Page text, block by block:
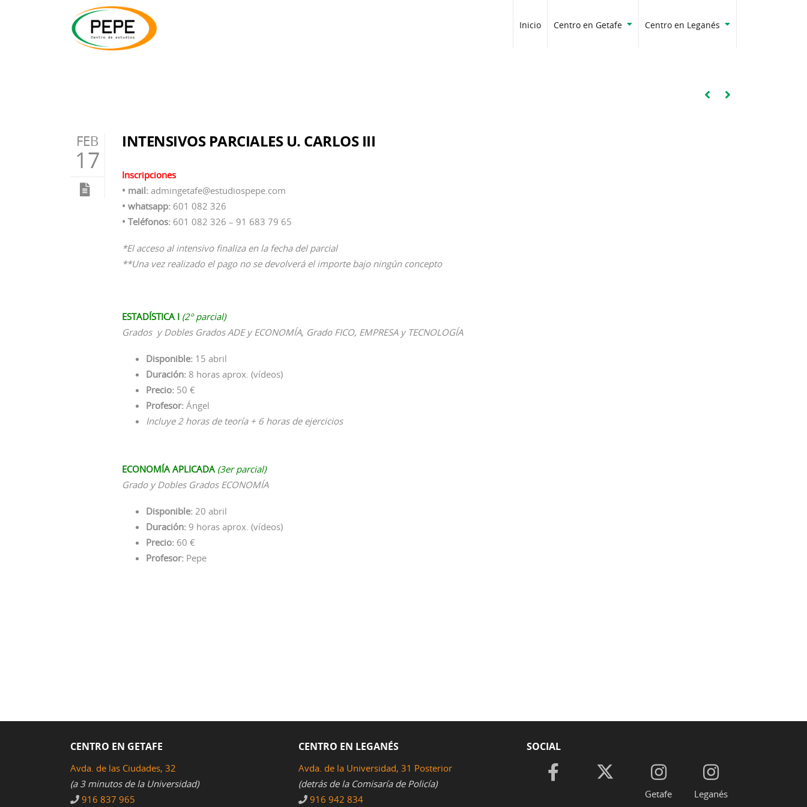
Inicio Centro en Getafe Centro en Leganés
FEB
17
INTENSIVOS PARCIALES U. CARLOS III
Inscripciones
• mail: admingetafe@estudiospepe.com
• whatsapp: 601 082 326
• Teléfonos: 601 082 326 – 91 683 79 65
*El acceso al intensivo finaliza en la fecha del parcial
**Una vez realizado el pago no se devolverá el importe bajo ningún concepto
ESTADÍSTICA I (2º parcial)
Grados y Dobles Grados ADE y ECONOMÍA, Grado FICO, EMPRESA y TECNOLOGÍA
Disponible: 15 abril
Duración: 8 horas aprox. (vídeos)
Precio: 50 €
Profesor: Ángel
Incluye 2 horas de teoría + 6 horas de ejercicios
ECONOMÍA APLICADA (3er parcial)
Grado y Dobles Grados ECONOMÍA
Disponible: 20 abril
Duración: 9 horas aprox. (vídeos)
Precio: 60 €
Profesor: Pepe
CENTRO EN GETAFE
Avda. de las Ciudades, 32
(a 3 minutos de la Universidad)
916 837 965
CENTRO EN LEGANÉS
Avda. de la Universidad, 31 Posterior
(detrás de la Comisaría de Policía)
916 942 834
SOCIAL
Getafe Leganés